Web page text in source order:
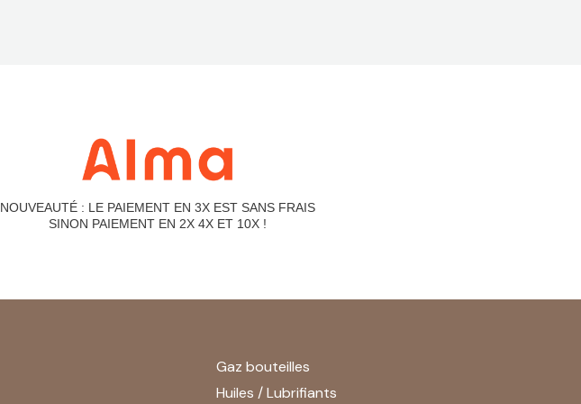
NOUVEAUTÉ : LE PAIEMENT EN 3X EST SANS FRAIS
SINON PAIEMENT EN 2X 4X ET 10X !
Gaz bouteilles
Huiles / Lubrifiants